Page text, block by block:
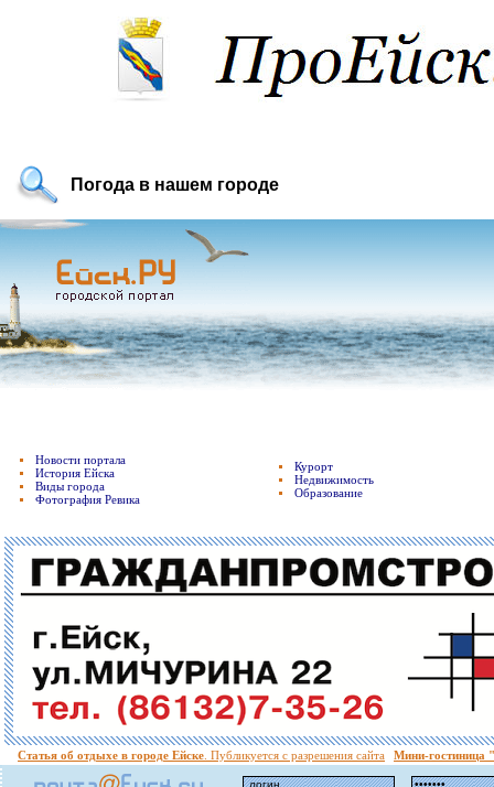
Погода в нашем городе
Новости портала
История Ейска
Виды города
Фотография Ревика
Курорт
Недвижимость
Образование
Статья об отдыхе в городе Ейске . Публикуется с разрешения сайта Мини-гостиница